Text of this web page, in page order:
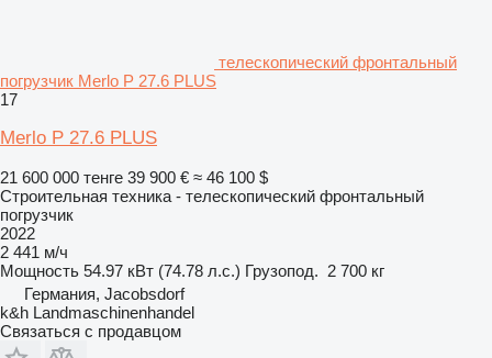
телескопический фронтальный
погрузчик Merlo P 27.6 PLUS
17
Merlo P 27.6 PLUS
21 600 000 тенге 39 900 € ≈ 46 100 $
Строительная техника - телескопический фронтальный
погрузчик
2022
2 441 м/ч
Мощность 54.97 кВт (74.78 л.с.) Грузопод. 2 700 кг
Германия, Jacobsdorf
k&h Landmaschinenhandel
Связаться с продавцом